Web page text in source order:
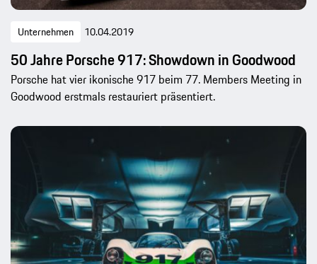
Unternehmen 10.04.2019
50 Jahre Porsche 917: Showdown in Goodwood
Porsche hat vier ikonische 917 beim 77. Members Meeting in
Goodwood erstmals restauriert präsentiert.